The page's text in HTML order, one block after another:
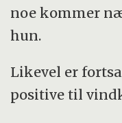
noe kommer
hun.
Likevel er
positive til